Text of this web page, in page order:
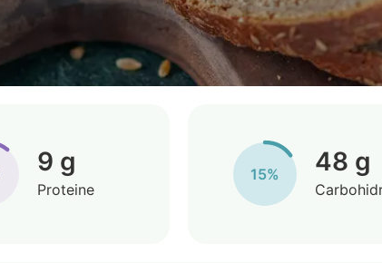
9 g
Proteine
15% 48 g